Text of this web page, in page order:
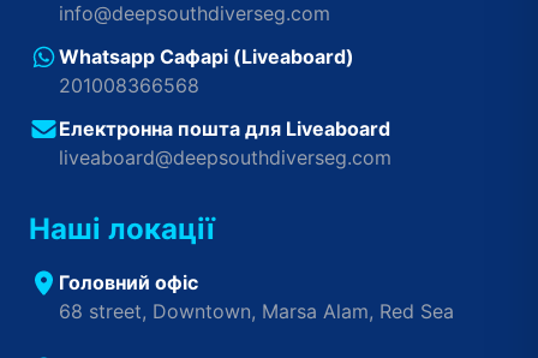
info@deepsouthdiverseg.com
Whatsapp Сафарі (Liveaboard)
201008366568
Електронна пошта для Liveaboard
liveaboard@deepsouthdiverseg.com
Наші локації
Головний офіс
68 street, Downtown, Marsa Alam, Red Sea